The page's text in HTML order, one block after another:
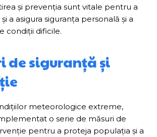
și prevenția sunt vitale pentru a
a asigura siguranța personală și a
condiții dificile.
de siguranță și
meteorologice extreme,
o serie de măsuri de
pentru a proteja populația și a